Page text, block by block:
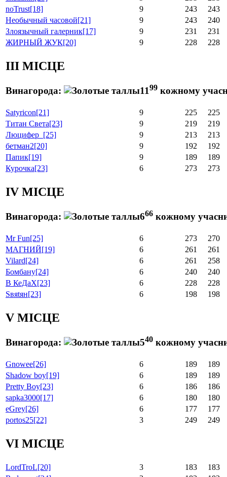
noTrust[18] 9 243
243
Необычный часовой[21] 9 243
240
Злоязычный галерник[17] 9 231
231
ЖИРНЫЙ ЖУК[20] 9 228 228
III МІСЦЕ
Винагорода: 1199 кожному
Satyricon[21] 9 225
225
Титан Света[23] 9 219
219
Люцифер_ [25] 9 213
213
бетман2[20] 9 192
192
Папик[19] 9 189
189
Курочка[23] 6 273 273
IV МІСЦЕ
Винагорода: 666 кожному
Mr Fun[25] 6 273
270
МАГНИЙ[19] 6 261
261
Vilard[24] 6 261
258
Бомбану[24] 6 240
240
В КеДаХ[23] 6 228
228
Sвяtян[23] 6 198 198
V МІСЦЕ
Винагорода: 540 кожному
Gnowee[26] 6 189
189
Shadow boy[19] 6 189
189
Pretty Boy[23] 6 186
186
sapka3000[17] 6 180
180
eGrey[26] 6 177
177
portos25[22] 3 249 249
VI МІСЦЕ
LordTroL[20] 3 183
183